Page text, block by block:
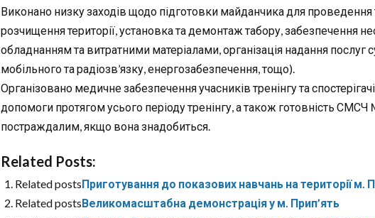
Виконано низку заходів щодо підготовки майданчика для проведення
розчищення території, установка та демонтаж табору, забезпечення
обладнанням та витратними матеріалами, організація надання послуг
мобільного та радіозв’язку, енергозабезпечення, тощо).
Організовано медичне забезпечення учасників тренінгу та
допомоги протягом усього періоду тренінгу, а також готовність
постраждалим, якщо вона знадобиться.
Related Posts:
Related postsПриготування до показових навчань на території м.
Related postsВеликомасштабна демонстрація у м. Прип’ять